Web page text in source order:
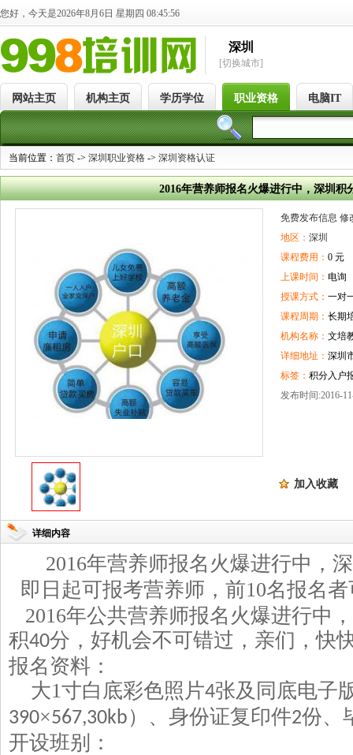
您好，今天是2026年8月6日 星期四 08:45:57
深圳
[切换城市]
网站主页 机构主页 学历学位 职业资格 电脑IT
当前位置： 首页 -> 深圳职业资格 -> 深圳资格认证
2016年营养师报名火爆进行中，深圳积
免费发布信息 修
地区： 深圳
课程费用： 0 元
上课时间： 电询
授课方式： 一对
课程周期： 长期
机构名称： 文培
详细地址： 深圳
标签： 积分入户
发布时间:2016-
加入收藏
详细内容
2016年营养师报名火爆进行中，
即日起可报考营养师，前10名报名
2016年公共营养师报名火爆进行中
积40分，好机会不可错过，亲们，快
报名资料：
大1寸白底彩色照片4张及同底电子
390×567,30kb ）、身份证复印件2份、
开设班别：